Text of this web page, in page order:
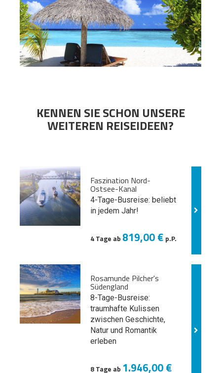
KENNEN SIE SCHON UNSERE
WEITEREN REISEIDEEN?
Faszination Nord-
Ostsee-Kanal
4-Tage-Busreise: beliebt
in jedem Jahr!
4 Tage ab 819,00 € p.P.
Rosamunde Pilcher's
Südengland
8-Tage-Busreise:
traumhafte Kulissen
zwischen Geschichte,
Natur und Romantik
erleben
8 Tage ab 1.946,00 €